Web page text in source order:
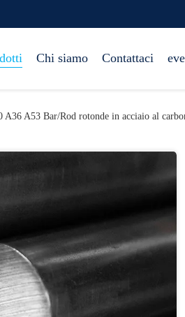
Chi siamo Contattaci
A36 A53 Bar/Rod rotonde in acciaio al